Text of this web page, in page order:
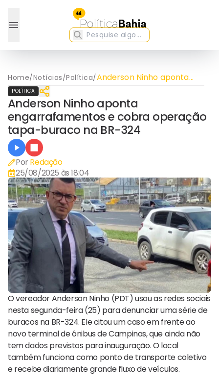
Home/Notícias/Política/Anderson Ninho aponta
engarrafamentos e cobra
BR-324
POLÍTICA
Anderson Ninho aponta
engarrafamentos e cobra operação
tapa-buraco na BR-324
Por Redação
25/08/2025 às 18:04
O vereador Anderson Ninho (PDT) usou as redes sociais
nesta segunda-feira (25) para denunciar uma série de
buracos na BR-324. Ele citou um caso em frente ao
novo terminal de ônibus de Campinas, que ainda não
tem dados previstos para inauguração. O local
também funciona como ponto de transporte coletivo
e recebe diariamente grande fluxo de veículos.